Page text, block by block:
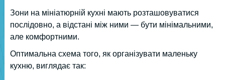
Зони на мініатюрній кухні мають розташовуватися
послідовно, а відстані між ними — бути мінімальними,
але комфортними.
Оптимальна схема того, як організувати маленьку
кухню, виглядає так: